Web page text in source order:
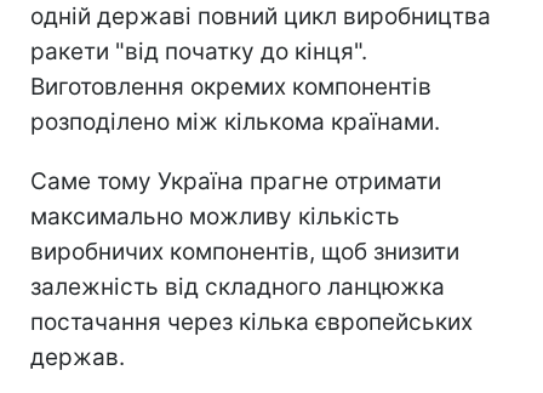
одній державі повний цикл виробництва
ракети "від початку до кінця".
Виготовлення окремих компонентів
розподілено між кількома країнами.
Саме тому Україна прагне отримати
максимально можливу кількість
виробничих компонентів, щоб знизити
залежність від складного ланцюжка
постачання через кілька європейських
держав.